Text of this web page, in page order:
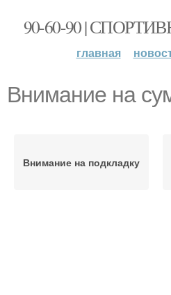
90-60-90 |
главная
Внимание на
Внимание на подкладку